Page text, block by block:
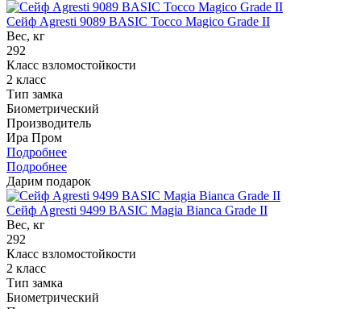
Сейф Agresti 9089 BASIC Tocсo Magico Grade II
Вес, кг
292
Класс взломостойкости
2 класс
Тип замка
Биометрический
Производитель
Ира Пром
Подробнее
Подробнее
Дарим подарок
Сейф Agresti 9499 BASIC Magia Bianca Grade II
Вес, кг
292
Класс взломостойкости
2 класс
Тип замка
Биометрический